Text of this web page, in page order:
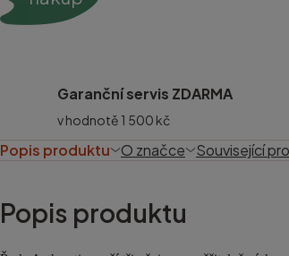
Garanční servis ZDARMA
v hodnotě 1 500 kč
Popis produktu O značce Související
Popis produktu